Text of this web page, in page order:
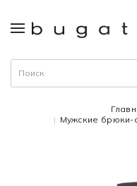
Мужские брюки-